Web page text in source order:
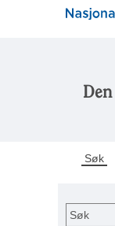
Søk
Søk